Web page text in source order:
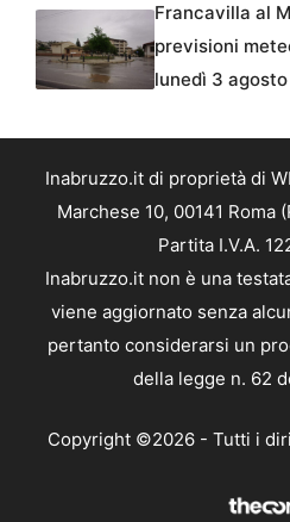
Francavilla al
previsioni
lunedì 3 agosto
Inabruzzo.it di proprietà di
Marchese 10, 00141 Roma
Partita I.V.A.
Inabruzzo.it non è una
viene aggiornato senza
pertanto considerarsi un
della legge n. 62
Copyright ©2026 - Tutti i